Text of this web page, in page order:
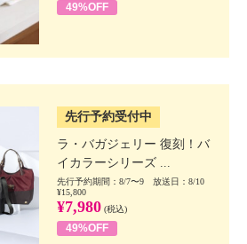
49%OFF
先行予約受付中
ラ・バガジェリー 復刻！バ
イカラーシリーズ ...
先行予約期間：8/7〜9 放送日：8/10
¥15,800
¥7,980 (税込)
49%OFF